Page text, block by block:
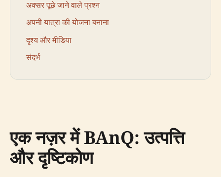
अक्सर पूछे जाने वाले प्रश्न
अपनी यात्रा की योजना बनाना
दृश्य और मीडिया
संदर्भ
एक नज़र में BAnQ: उत्पत्ति
और दृष्टिकोण